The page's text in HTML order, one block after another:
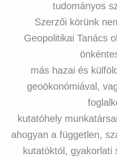
tudományos
Szerzői körünk
Geopolitikai Tanács
más hazai és
geoökonómiával,
kutatóhely
ahogyan a független,
kutatóktól, gyakorlati